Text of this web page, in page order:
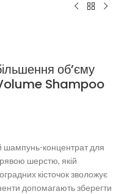
об’єму
Volume Shampoo
шампунь-концентрат для
шерстю, якій
кісточок зволожує
допомагають зберегти